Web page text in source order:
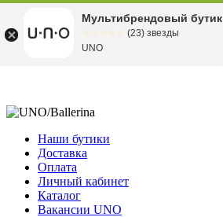
Наши бутики
Доставка
Оплата
Личный кабинет
Каталог
Вакансии UNO
Мультибрендовый бутик
(23) звезды
UNO